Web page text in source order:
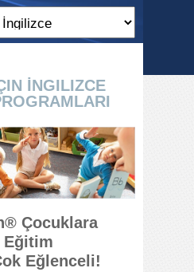
İNGILIZCE
Çocuklara
Eğitim
Eğlenceli!